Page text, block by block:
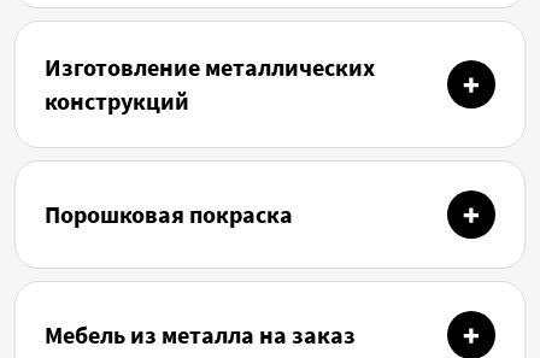
Изготовление металлических
конструкций
Порошковая покраска
Мебель из металла на заказ